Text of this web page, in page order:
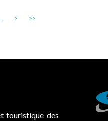
> >>
touristique des